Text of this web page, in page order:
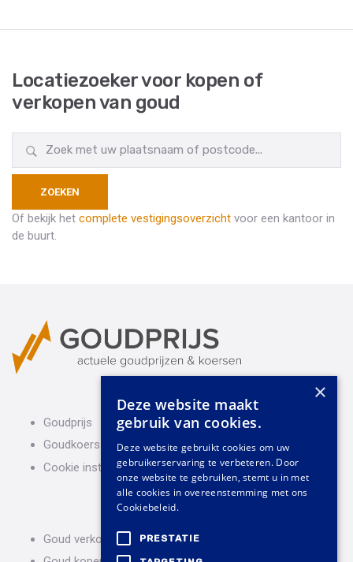
Locatiezoeker voor kopen of
verkopen van goud
Of bekijk het complete vestigingsoverzicht voor een kantoor in
de buurt.
Goudprijs
Goudkoers
Cookie instellingen
Goud verkopen
×
Deze website maakt
gebruik van cookies.
Deze website gebruikt cookies om uw
gebruikerservaring te verbeteren. Door
onze website te gebruiken, stemt u in met
alle cookies in overeenstemming met ons
Cookiebeleid.
PRESTATIE